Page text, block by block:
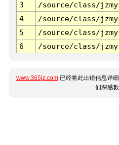
3 /source/class/
4
/source/class/
5
/source/class/
6
/source/class/
www.365jz.com 已经将此出错信息详
们深感